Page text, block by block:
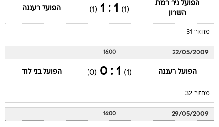
הפועל ניר רמת
השרון
(1)
1 : 1
(1) הפועל רעננה
מחזור 31
22/05/2009
16:00
הפועל רעננה (1)
1 : 0
(0) הפועל בני לוד
מחזור 32
29/05/2009
16:00